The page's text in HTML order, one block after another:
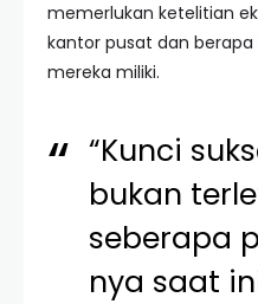
memerlukan ketelitian
kantor pusat dan
mereka miliki.
“Kunci
bukan
seberapa
nya saat